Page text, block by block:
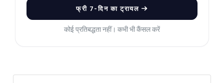
फ्री 7-दिन का ट्रायल
कोई प्रतिबद्धता नहीं। कभी भी कैंसल करें